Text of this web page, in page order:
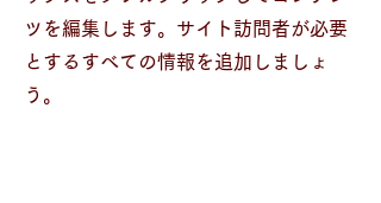
ツを編集します。サイト訪問者が必要
とするすべての情報を追加しましょ
う。